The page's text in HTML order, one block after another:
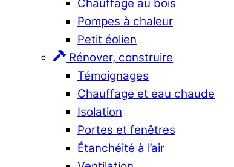
Chauffage au bois
Pompes à chaleur
Petit éolien
Rénover, construire
Témoignages
Chauffage et eau chaude
Isolation
Portes et fenêtres
Étanchéité à l’air